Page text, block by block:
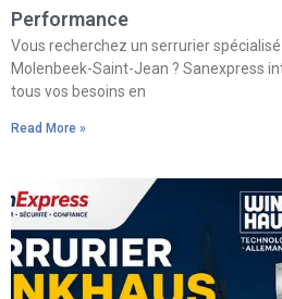
Performance
Vous recherchez un serrurier
Molenbeek-Saint-Jean ? Sanexpress
tous vos besoins en
Read More »